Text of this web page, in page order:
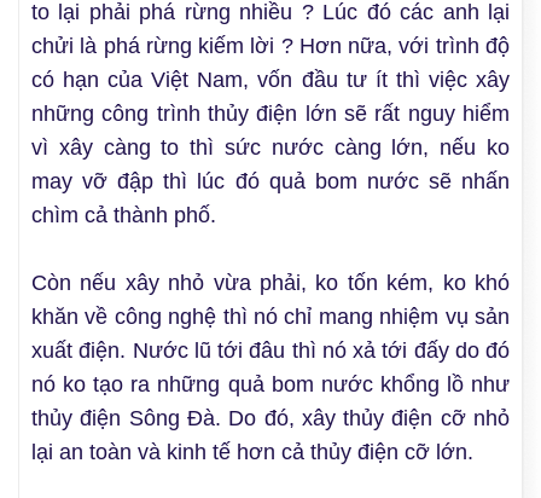
to lại phải phá rừng nhiều ? Lúc đó các anh lại
chửi là phá rừng kiếm lời ? Hơn nữa, với trình độ
có hạn của Việt Nam, vốn đầu tư ít thì việc xây
những công trình thủy điện lớn sẽ rất nguy hiểm
vì xây càng to thì sức nước càng lớn, nếu ko
may vỡ đập thì lúc đó quả bom nước sẽ nhấn
chìm cả thành phố.
Còn nếu xây nhỏ vừa phải, ko tốn kém, ko khó
khăn về công nghệ thì nó chỉ mang nhiệm vụ sản
xuất điện. Nước lũ tới đâu thì nó xả tới đấy do đó
nó ko tạo ra những quả bom nước khổng lồ như
thủy điện Sông Đà. Do đó, xây thủy điện cỡ nhỏ
lại an toàn và kinh tế hơn cả thủy điện cỡ lớn.